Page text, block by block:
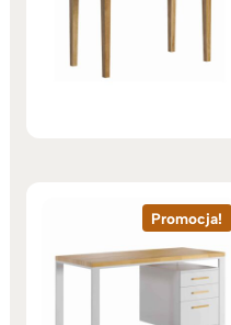
Promocja!